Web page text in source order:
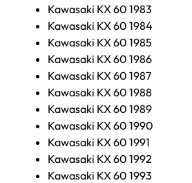
Kawasaki KX 60 1983
Kawasaki KX 60 1984
Kawasaki KX 60 1985
Kawasaki KX 60 1986
Kawasaki KX 60 1987
Kawasaki KX 60 1988
Kawasaki KX 60 1989
Kawasaki KX 60 1990
Kawasaki KX 60 1991
Kawasaki KX 60 1992
Kawasaki KX 60 1993